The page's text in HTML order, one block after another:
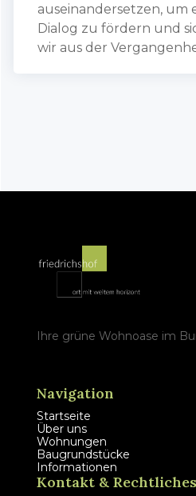
auseinandersetzen, um
Dialog zu fördern und
wir aus der
Ihre grüne Wohnoase im
Navigation
Startseite
Über uns
Wohnungen
Baugrundstücke
Informationen
Kontakt & Rechtliches